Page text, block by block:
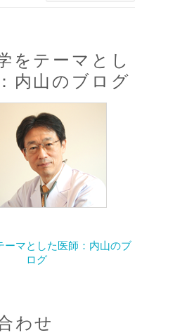
をテーマとし
内山のブログ
ーマとした医師：内山のブ
ログ
わせ